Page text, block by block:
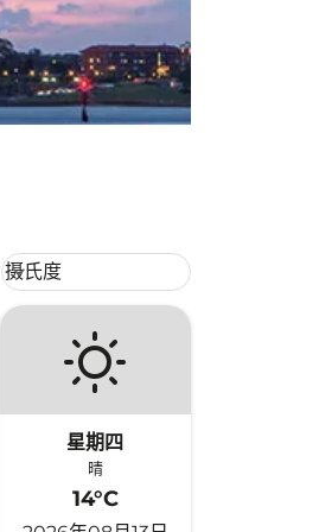
Weather unit option 摄氏度
摄氏度
keyboard_arrow_down
星期四
晴
14°C